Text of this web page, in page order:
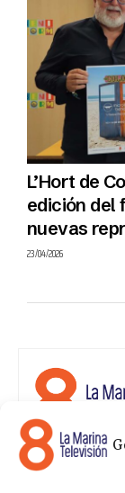
L’Hort de
edición del
nuevas
23/04/2026
8 La Marina
programas